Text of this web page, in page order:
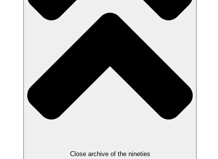
Close archive of the nineties